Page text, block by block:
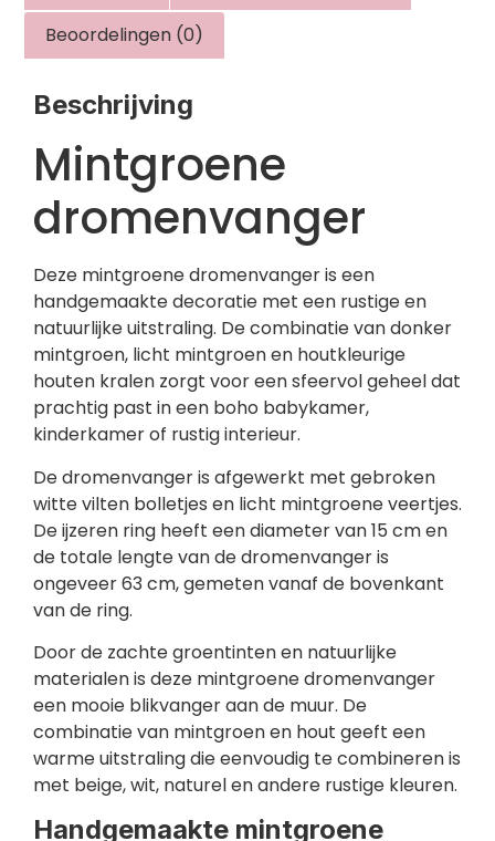
Beoordelingen (0)
Beschrijving
Mintgroene
dromenvanger
Deze mintgroene dromenvanger is een
handgemaakte decoratie met een rustige en
natuurlijke uitstraling. De combinatie van donker
mintgroen, licht mintgroen en houtkleurige
houten kralen zorgt voor een sfeervol geheel dat
prachtig past in een boho babykamer,
kinderkamer of rustig interieur.
De dromenvanger is afgewerkt met gebroken
witte vilten bolletjes en licht mintgroene veertjes.
De ijzeren ring heeft een diameter van 15 cm en
de totale lengte van de dromenvanger is
ongeveer 63 cm, gemeten vanaf de bovenkant
van de ring.
Door de zachte groentinten en natuurlijke
materialen is deze mintgroene dromenvanger
een mooie blikvanger aan de muur. De
combinatie van mintgroen en hout geeft een
warme uitstraling die eenvoudig te combineren is
met beige, wit, naturel en andere rustige kleuren.
Handgemaakte mintgroene